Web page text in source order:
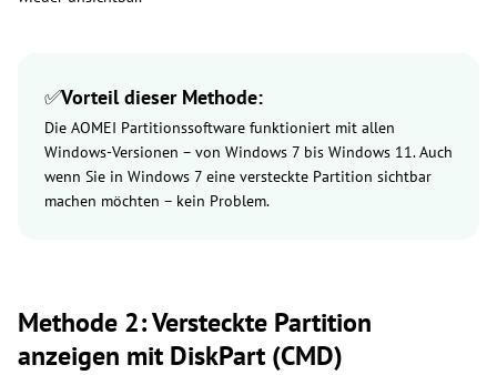
✅Vorteil dieser Methode:
Die AOMEI Partitionssoftware funktioniert mit allen
Windows-Versionen – von Windows 7 bis Windows 11. Auch
wenn Sie in Windows 7 eine versteckte Partition sichtbar
machen möchten – kein Problem.
Methode 2: Versteckte Partition
anzeigen mit DiskPart (CMD)